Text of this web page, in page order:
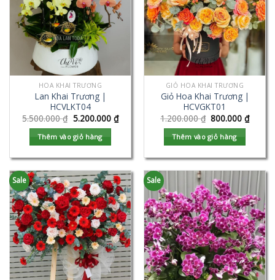
HOA KHAI TRƯƠNG
Lan Khai Trương |
HCVLKT04
5.500.000₫ 5.200.000 ₫
Thêm vào giỏ hàng
GIỎ HOA KHAI TRƯƠNG
Giỏ Hoa Khai Trương |
HCVGKT01
1.200.000₫ 800.000₫
Thêm vào giỏ hàng
Sale Sale